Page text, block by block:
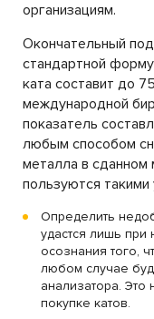
организациям.
Окончательный
стандартной
ката составит до
международной
показатель
любым способом
металла в сданном
пользуются такими
Определить
удастся лишь
осознания того,
любом случае
анализатора.
покупке катов.